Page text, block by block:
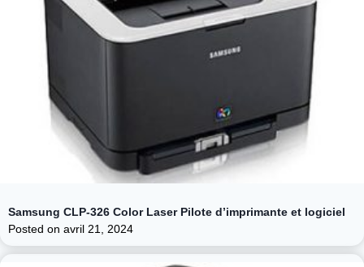
Samsung CLP-326 Color Laser Pilote d’imprimante et logiciel
Posted on avril 21, 2024